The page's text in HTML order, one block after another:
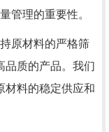
管理的重要性。
原材料的严格筛
品质的产品。我们
材料的稳定供应和